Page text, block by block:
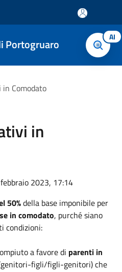
Portogruaro AI
Comodato
in
2023, 17:14
50%della base imponibile per
in comodato, purché siano
condizioni:
a favore di parenti in
figli/figli-genitori) che